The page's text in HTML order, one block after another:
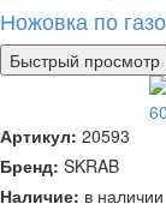
Ножовка по
Быстрый просмотр
Артикул: 20593
Бренд: SKRAB
Наличие: в наличии